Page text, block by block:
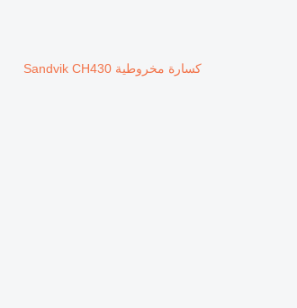
كسارة مخروطية Sandvik CH430